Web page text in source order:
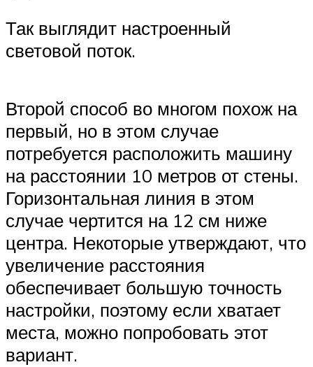
Так выглядит настроенный
световой поток.
Второй способ во многом похож на
первый, но в этом случае
потребуется расположить машину
на расстоянии 10 метров от стены.
Горизонтальная линия в этом
случае чертится на 12 см ниже
центра. Некоторые утверждают, что
увеличение расстояния
обеспечивает большую точность
настройки, поэтому если хватает
места, можно попробовать этот
вариант.